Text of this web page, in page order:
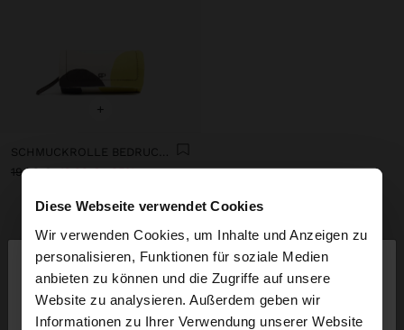
Diese Webseite verwendet Cookies
Wir verwenden Cookies, um Inhalte und Anzeigen zu
personalisieren, Funktionen für soziale Medien
anbieten zu können und die Zugriffe auf unsere
Website zu analysieren. Außerdem geben wir
Informationen zu Ihrer Verwendung unserer Website
hallo
Sie greifen von Luxembourg auf die Website zu.
+
SCHMUCKROLLE BEDRUCKTES NYLON
19,99 € 12,99 € 35%
LASS DICH INSPIRIEREN
Entdecke neue Styling-Ideen und
entdecke unsere neue Kollektion.